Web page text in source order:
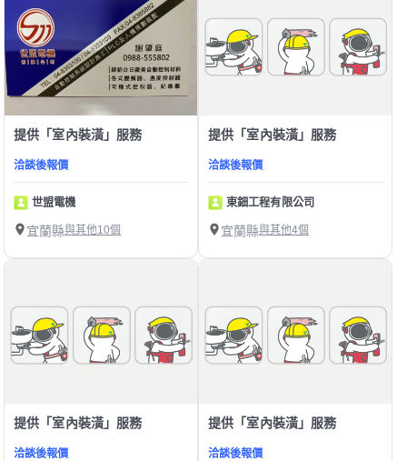
提供「室內裝潢」服務
洽談後報價
世盟電機
宜蘭縣與其他10個
提供「室內裝潢」服務
洽談後報價
東鈿工程有限公司
宜蘭縣與其他4個
提供「室內裝潢」服務
洽談後報價
提供「室內裝潢」服務
洽談後報價